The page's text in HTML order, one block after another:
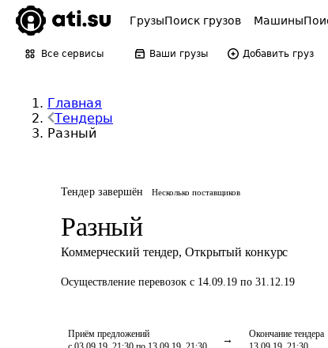
ГрузыПоиск грузов Машины
Все сервисы Ваши грузы Добавить груз
Главная
Тендеры
Разный
Тендер завершён Несколько поставщиков
Разный
Коммерческий тендер, Открытый конкурс
Осуществление перевозок с 14.09.19 по 31.12.19
Приём предложений
Окончание тендера